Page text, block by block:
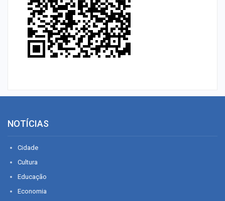
NOTÍCIAS
Cidade
Cultura
Educação
Economia